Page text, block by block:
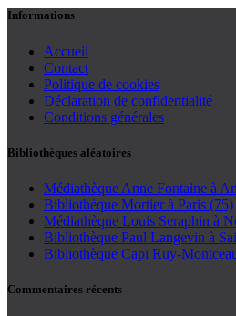
Informations
Accueil
Contact
Politique de cookies
Déclaration de confidentialité
Conditions générales
Bibliothèques aléatoires
Médiathèque Anne Fontaine à
Bibliothèque Mortier à Paris (75)
Médiathèque Louis Seraphin à
Bibliothèque Paul Langevin à
Bibliothèque Capi Ruy-
Commentaires récents